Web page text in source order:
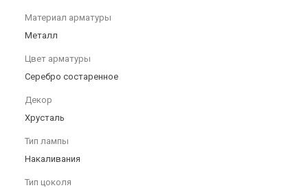
Материал арматуры
Металл
Цвет арматуры
Серебро состаренное
Декор
Хрусталь
Тип лампы
Накаливания
Тип цоколя